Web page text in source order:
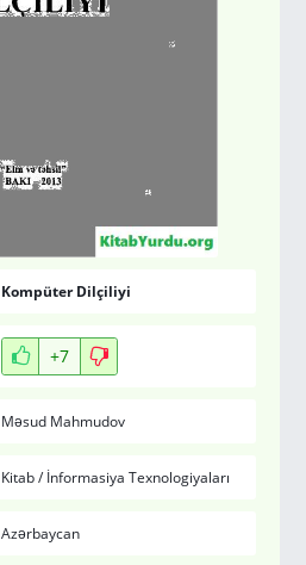
Kompüter Dilçiliyi
+7
Məsud Mahmudov
Kitab/İnformasiya Texnologiyaları
Azərbaycan